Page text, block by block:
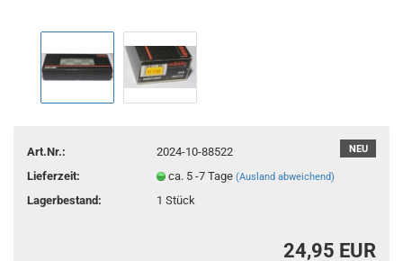
NEU
Art.Nr.:
2024-10-88522
Lieferzeit:
ca. 5 -7 Tage(Ausland abweichend)
Lagerbestand: 1Stück
24,95 EUR